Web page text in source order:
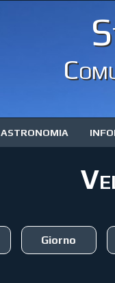
ASTRONOMIA
Giorno